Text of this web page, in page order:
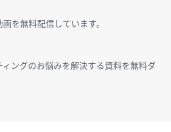
を無料配信しています。
ングのお悩みを解決する資料を無料ダ